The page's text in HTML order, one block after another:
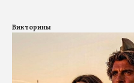
Викторины